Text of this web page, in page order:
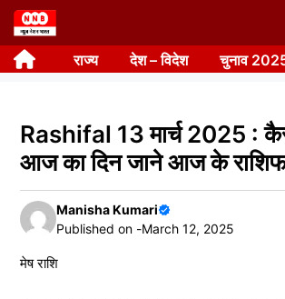
Skip
to
content राज्य देश – विदेश चुनाव
Rashifal 13 मार्च 2025 :
आज का दिन जाने आज के
Manisha Kumari
Published on -March 12, 2025
मेष राशि